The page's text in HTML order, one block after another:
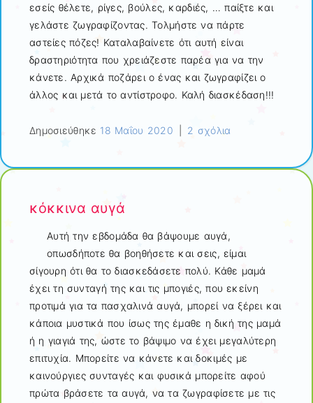
εσείς θέλετε, ρίγες, βούλες, καρδιές, … παίξτε και
γελάστε ζωγραφίζοντας. Τολμήστε να πάρτε
αστείες πόζες! Καταλαβαίνετε ότι αυτή είναι
δραστηριότητα που χρειάζεστε παρέα για να την
κάνετε. Αρχικά ποζάρει ο ένας και ζωγραφίζει ο
άλλος και μετά το αντίστροφο. Καλή διασκέδαση!!!
Δημοσιεύθηκε 18 Μαΐου 2020 2 σχόλια
κόκκινα αυγά
Αυτή την εβδομάδα θα βάψουμε αυγά,
οπωσδήποτε θα βοηθήσετε και σεις, είμαι
σίγουρη ότι θα το διασκεδάσετε πολύ. Κάθε μαμά
έχει τη συνταγή της και τις μπογιές, που εκείνη
προτιμά για τα πασχαλινά αυγά, μπορεί να ξέρει και
κάποια μυστικά που ίσως της έμαθε η δική της μαμά
ή η γιαγιά της, ώστε το βάψιμο να έχει μεγαλύτερη
επιτυχία. Μπορείτε να κάνετε και δοκιμές με
καινούργιες συνταγές και φυσικά μπορείτε αφού
πρώτα βράσετε τα αυγά, να τα ζωγραφίσετε με τις